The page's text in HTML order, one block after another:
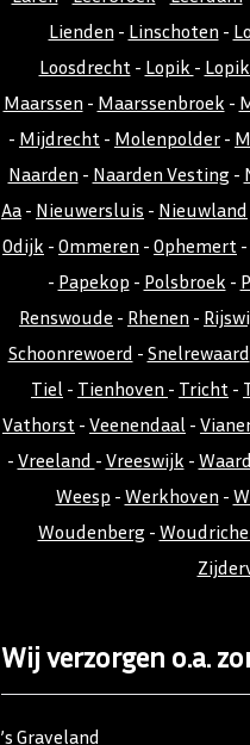
Lienden - Linschoten -
Loosdrecht - Lopik -
Maarssen - Maarssenbroek -
- Mijdrecht - Molenpolder -
Naarden - Naarden Vesting -
Aa - Nieuwersluis - Nieuwland
Odijk - Ommeren - Ophemert -
- Papekop - Polsbroek -
Renswoude - Rhenen -
Schoonrewoerd - Snelrewaard
Tiel - Tienhoven - Tricht -
Vathorst - Veenendaal -
- Vreeland - Vreeswijk -
Weesp - Werkhoven -
Woudenberg -
Wij verzorgen o.a.
’s Graveland